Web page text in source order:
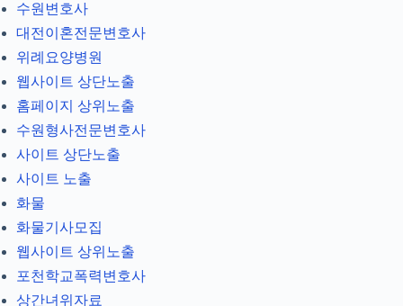
수원변호사
대전이혼전문변호사
위례요양병원
웹사이트 상단노출
홈페이지 상위노출
수원형사전문변호사
사이트 상단노출
사이트 노출
화물
화물기사모집
웹사이트 상위노출
포천학교폭력변호사
상간녀위자료